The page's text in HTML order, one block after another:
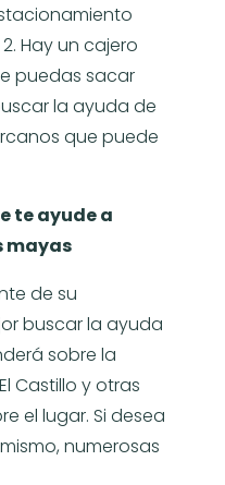
Hay un cajero
puedas sacar
la ayuda de
que puede
te ayude a
mayas
de su
buscar la ayuda
sobre la
Castillo y otras
el lugar. Si desea
numerosas